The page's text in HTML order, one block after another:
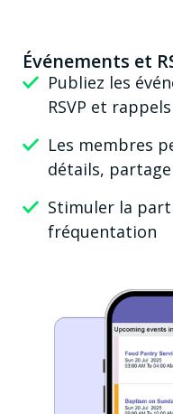
Événements et
Publiez les
RSVP et rappels
Les membres
détails,
Stimuler la
fréquentation